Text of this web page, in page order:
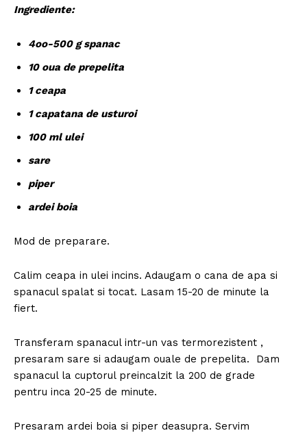
Ingrediente:
4oo-500 g spanac
10 oua de prepelita
1 ceapa
1 capatana de usturoi
100 ml ulei
sare
piper
ardei boia
Mod de preparare.
Calim ceapa in ulei incins. Adaugam o cana de apa si
spanacul spalat si tocat. Lasam 15-20 de minute la
fiert.
Transferam spanacul intr-un vas termorezistent ,
presaram sare si adaugam ouale de prepelita. Dam
spanacul la cuptorul preincalzit la 200 de grade
pentru inca 20-25 de minute.
Presaram ardei boia si piper deasupra. Servim